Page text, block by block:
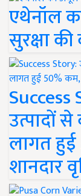
एथेनॉल
सुरक्षा
उत्पादों
लागत
शानदार